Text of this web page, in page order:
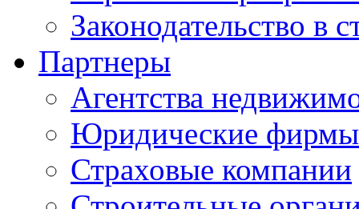
Законодательство в
Партнеры
Агентства
Юридические фирмы
Страховые компании